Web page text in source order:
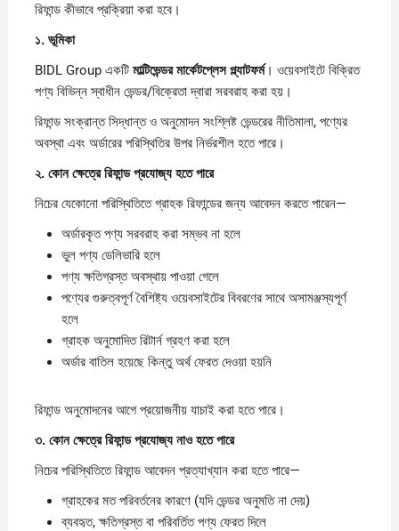
রিফান্ড কীভাবে প্রক্রিয়া করা হবে।
১. ভূমিকা
BIDL Group একটি মাল্টিভেন্ডরমার্কেটপ্লেসপ্ল্যাটফর্ম। ওয়েবসাইটে বিক্রিত
পণ্য বিভিন্ন স্বাধীন ভেন্ডর/বিক্রেতা দ্বারা সরবরাহ করা হয়।
রিফান্ড সংক্রান্ত সিদ্ধান্ত ও অনুমোদন সংশ্লিষ্ট ভেন্ডরের নীতিমালা, পণ্যের
অবস্থা এবং অর্ডারের পরিস্থিতির উপর নির্ভরশীল হতে পারে।
২. কোনক্ষেত্রেরিফান্ডপ্রযোজ্যহতেপারে
নিচের যেকোনো পরিস্থিতিতে গ্রাহক রিফান্ডের জন্য আবেদন করতে পারেন—
অর্ডারকৃত পণ্য সরবরাহ করা সম্ভব না হলে
ভুল পণ্য ডেলিভারি হলে
পণ্য ক্ষতিগ্রস্ত অবস্থায় পাওয়া গেলে
পণ্যের গুরুত্বপূর্ণ বৈশিষ্ট্য ওয়েবসাইটের বিবরণের সাথে অসামঞ্জস্যপূর্ণ
হলে
গ্রাহক অনুমোদিত রিটার্ন গ্রহণ করা হলে
অর্ডার বাতিল হয়েছে কিন্তু অর্থ ফেরত দেওয়া হয়নি
রিফান্ড অনুমোদনের আগে প্রয়োজনীয় যাচাই করা হতে পারে।
৩. কোনক্ষেত্রেরিফান্ডপ্রযোজ্যনাওহতেপারে
নিচের পরিস্থিতিতে রিফান্ড আবেদন প্রত্যাখ্যান করা হতে পারে—
গ্রাহকের মত পরিবর্তনের কারণে (যদি ভেন্ডর অনুমতি না দেয়)
ব্যবহৃত, ক্ষতিগ্রস্ত বা পরিবর্তিত পণ্য ফেরত দিলে